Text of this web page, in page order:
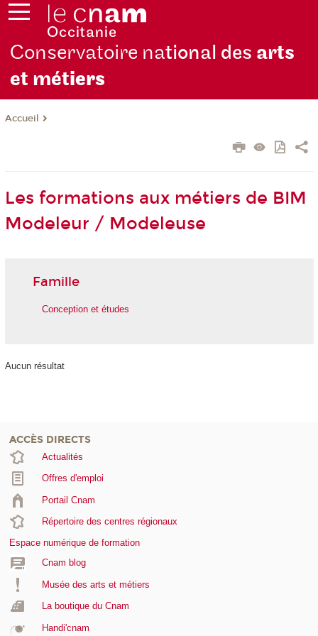
Conservatoire national des arts
et métiers
Accueil
Les formations aux métiers de BIM
Modeleur / Modeleuse
Famille
Conception et études
Aucun résultat
ACCÈS DIRECTS
Actualités
Offres d'emploi
Portail Cnam
Répertoire des centres régionaux
Espace numérique de formation
Cnam blog
Musée des arts et métiers
La boutique du Cnam
Handi'cnam